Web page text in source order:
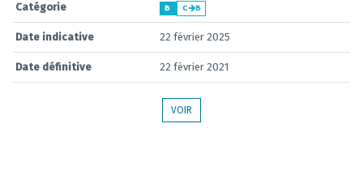
Catégorie B C B
Date indicative 22 février 2025
Date définitive 22 février 2021
VOIR